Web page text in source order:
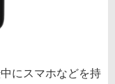
にスマホなどを持